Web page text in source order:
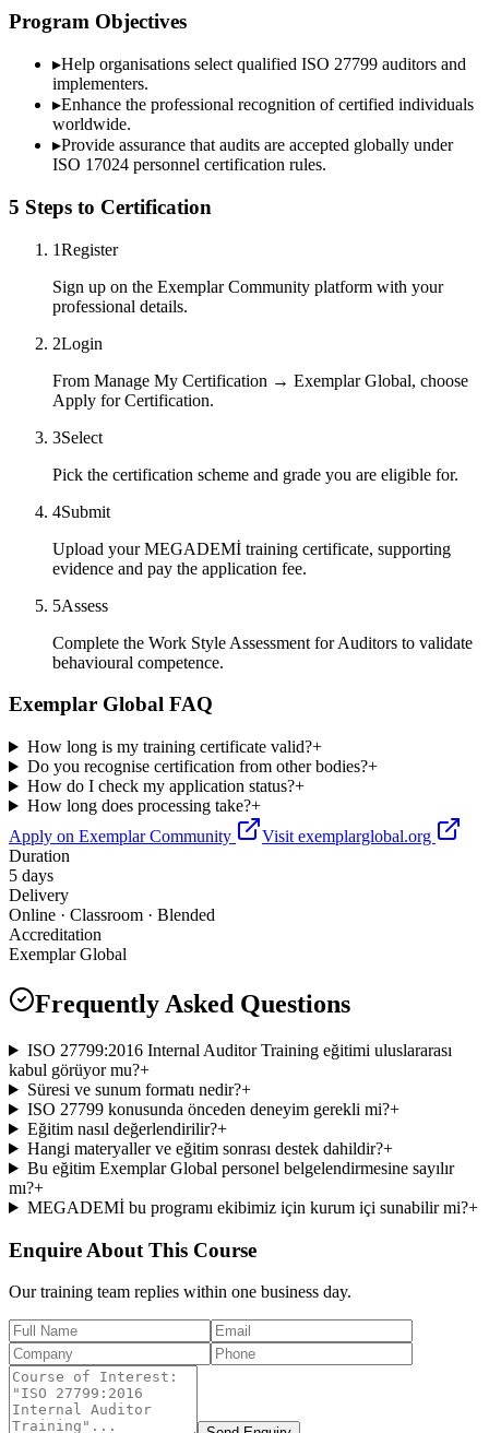
Program Objectives
▸Help organisations select qualified ISO 27799 auditors and
implementers.
▸Enhance the professional recognition of certified individuals
worldwide.
▸Provide assurance that audits are accepted globally under
ISO 17024 personnel certification rules.
5 Steps to Certification
1Register
Sign up on the Exemplar Community platform with your
professional details.
2Login
From Manage My Certification → Exemplar Global, choose
Apply for Certification.
3Select
Pick the certification scheme and grade you are eligible for.
4Submit
Upload your MEGADEMİ training certificate, supporting
evidence and pay the application fee.
5Assess
Complete the Work Style Assessment for Auditors to validate
behavioural competence.
Exemplar Global FAQ
How long is my training certificate valid?+
Do you recognise certification from other bodies?+
How do I check my application status?+
How long does processing take?+
Apply on Exemplar Community
Visit exemplarglobal.org
Duration
5 days
Delivery
Online · Classroom · Blended
Accreditation
Exemplar Global
Frequently Asked Questions
ISO 27799:2016 Internal Auditor Training eğitimi uluslararası
kabul görüyor mu?+
Süresi ve sunum formatı nedir?+
ISO 27799 konusunda önceden deneyim gerekli mi?+
Eğitim nasıl değerlendirilir?+
Hangi materyaller ve eğitim sonrası destek dahildir?+
Bu eğitim Exemplar Global personel belgelendirmesine sayılır
mı?+
MEGADEMİ bu programı ekibimiz için kurum içi sunabilir mi?+
Enquire About This Course
Our training team replies within one business day.